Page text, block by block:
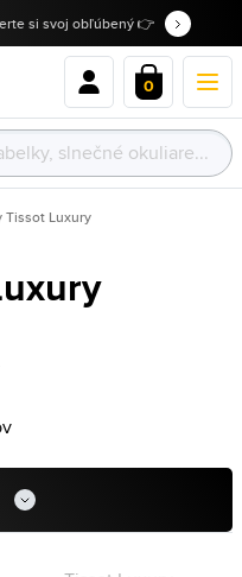
si svoj obľúbený 👉
0
Tissot Luxury